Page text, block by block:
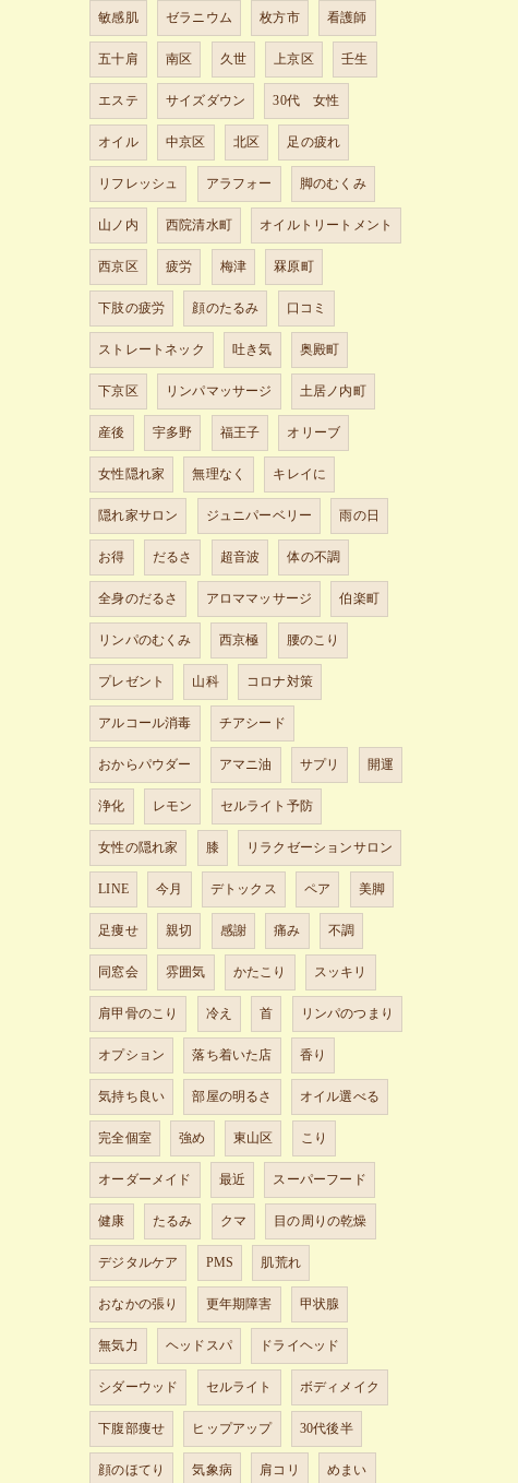
敏感肌 ゼラニウム 枚方市 看護師
五十肩 南区 久世 上京区 壬生
エステ サイズダウン 30代 女性
オイル 中京区 北区 足の疲れ
リフレッシュ アラフォー 脚のむくみ
山ノ内 西院清水町 オイルトリートメント
西京区 疲労 梅津 罧原町
下肢の疲労 顔のたるみ 口コミ
ストレートネック 吐き気 奥殿町
下京区 リンパマッサージ 土居ノ内町
産後 宇多野 福王子 オリーブ
女性隠れ家 無理なく キレイに
隠れ家サロン ジュニパーベリー 雨の日
お得 だるさ 超音波 体の不調
全身のだるさ アロママッサージ 伯楽町
リンパのむくみ 西京極 腰のこり
プレゼント 山科 コロナ対策
アルコール消毒 チアシード
おからパウダー アマニ油 サプリ 開運
浄化 レモン セルライト予防
女性の隠れ家 膝 リラクゼーションサロン
LINE 今月 デトックス ペア 美脚
足痩せ 親切 感謝 痛み 不調
同窓会 雰囲気 かたこり スッキリ
肩甲骨のこり 冷え 首 リンパのつまり
オプション 落ち着いた店 香り
気持ち良い 部屋の明るさ オイル選べる
完全個室 強め 東山区 こり
オーダーメイド 最近 スーパーフード
健康 たるみ クマ 目の周りの乾燥
デジタルケア PMS 肌荒れ
おなかの張り 更年期障害 甲状腺
無気力 ヘッドスパ ドライヘッド
シダーウッド セルライト ボディメイク
下腹部痩せ ヒップアップ 30代後半
顔のほてり 気象病 肩コリ めまい